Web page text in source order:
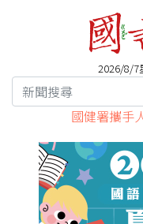
2026/8/
國健署攜手